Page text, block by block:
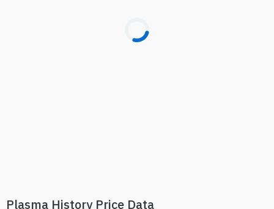
Plasma History Price Data